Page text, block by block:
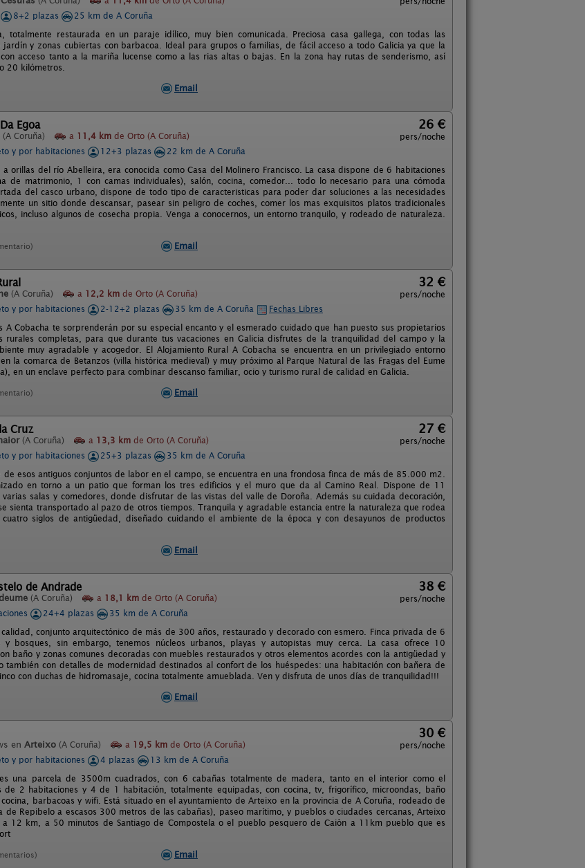
8+2 plazas
25 km de A Coruña
totalmente restaurada en un paraje idílico, muy bien comunicada. Preciosa casa gallega, con todas las
y zonas cubiertas con barbacoa. Ideal para grupos o familias, de fácil acceso a todo Galicia ya que la
acceso tanto a la mariña lucense como a las rias altas o bajas. En la zona hay rutas de senderismo, así
20 kilómetros.
Email
Egoa
(A Coruña) a 11,4 km de Orto (A Coruña)
26 €
pers/noche
y por habitaciones
12+3 plazas
22 km de A Coruña
a orillas del río Abelleira, era conocida como Casa del Molinero Francisco. La casa dispone de 6 habitaciones
de matrimonio, 1 con camas individuales), salón, cocina, comedor... todo lo necesario para una cómoda
del casco urbano, dispone de todo tipo de caracteristicas para poder dar soluciones a las necesidades
un sitio donde descansar, pasear sin peligro de coches, comer los mas exquisitos platos tradicionales
incluso algunos de cosecha propia. Venga a conocernos, un entorno tranquilo, y rodeado de naturaleza.
Email
(A Coruña) a 12,2 km de Orto (A Coruña)
32 €
pers/noche
y por habitaciones
2-12+2 plazas 35 km de A Coruña
Fechas Libres
A Cobacha te sorprenderán por su especial encanto y el esmerado cuidado que han puesto sus propietarios
rurales completas, para que durante tus vacaciones en Galicia disfrutes de la tranquilidad del campo y la
muy agradable y acogedor. El Alojamiento Rural A Cobacha se encuentra en un privilegiado entorno
la comarca de Betanzos (villa histórica medieval) y muy próximo al Parque Natural de las Fragas del Eume
en un enclave perfecto para combinar descanso familiar, ocio y turismo rural de calidad en Galicia.
Email
Cruz
(A Coruña) a 13,3 km de Orto (A Coruña)
27 €
pers/noche
y por habitaciones
25+3 plazas
35 km de A Coruña
de esos antiguos conjuntos de labor en el campo, se encuentra en una frondosa finca de más de 85.000 m2.
en torno a un patio que forman los tres edificios y el muro que da al Camino Real. Dispone de 11
salas y comedores, donde disfrutar de las vistas del valle de Doroña. Además su cuidada decoración,
sienta transportado al pazo de otros tiempos. Tranquila y agradable estancia entre la naturaleza que rodea
siglos de antigüedad, diseñado cuidando el ambiente de la época y con desayunos de productos
Email
de Andrade
(A Coruña) a 18,1 km de Orto (A Coruña)
38 €
pers/noche
24+4 plazas
35 km de A Coruña
conjunto arquitectónico de más de 300 años, restaurado y decorado con esmero. Finca privada de 6
y bosques, sin embargo, tenemos núcleos urbanos, playas y autopistas muy cerca. La casa ofrece 10
baño y zonas comunes decoradas con muebles restaurados y otros elementos acordes con la antigüedad y
también con detalles de modernidad destinados al confort de los huéspedes: una habitación con bañera de
con duchas de hidromasaje, cocina totalmente amueblada. Ven y disfruta de unos días de tranquilidad!!!
Email
en Arteixo (A Coruña) a 19,5 km de Orto (A Coruña)
30 €
pers/noche
y por habitaciones
4 plazas
13 km de A Coruña
una parcela de 3500m cuadrados, con 6 cabañas totalmente de madera, tanto en el interior como el
2 habitaciones y 4 de 1 habitación, totalmente equipadas, con cocina, tv, frigorífico, microondas, baño
barbacoas y wifi. Está situado en el ayuntamiento de Arteixo en la provincia de A Coruña, rodeado de
de Repibelo a escasos 300 metros de las cabañas), paseo marítimo, y pueblos o ciudades cercanas, Arteixo
12 km, a 50 minutos de Santiago de Compostela o el pueblo pesquero de Caiòn a 11km pueblo que es
Email